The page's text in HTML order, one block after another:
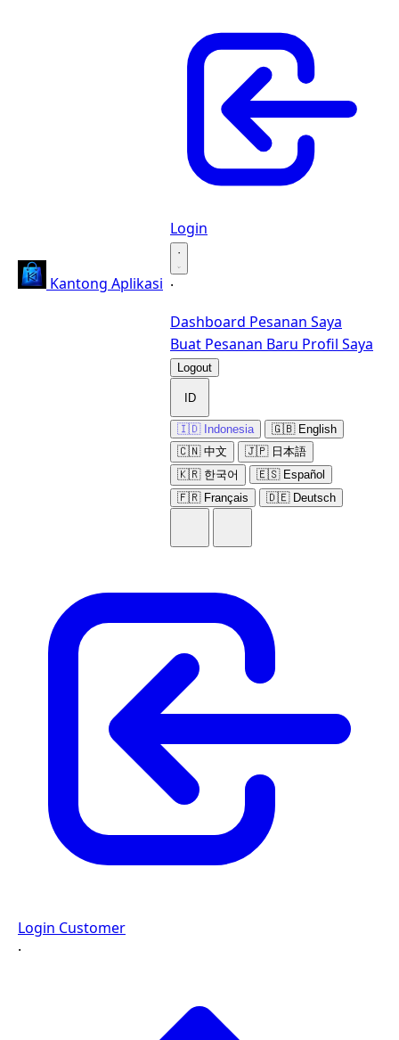
Kantong Aplikasi
Login
·
·
Dashboard Pesanan Saya
Buat Pesanan Baru Profil Saya
Logout
ID
🇮🇩 Indonesia
🇬🇧 English
🇨🇳 中文
🇯🇵 日本語
🇰🇷 한국어
🇪🇸 Español
🇫🇷 Français
🇩🇪 Deutsch
Login Customer
·